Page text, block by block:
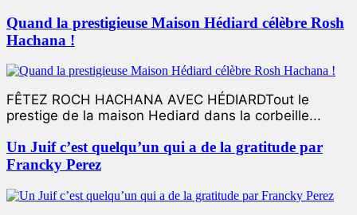
Quand la prestigieuse Maison Hédiard célèbre Rosh
Hachana !
FÊTEZ ROCH HACHANA AVEC HÉDIARDTout le
prestige de la maison Hediard dans la corbeille...
Un Juif c’est quelqu’un qui a de la gratitude par
Francky Perez